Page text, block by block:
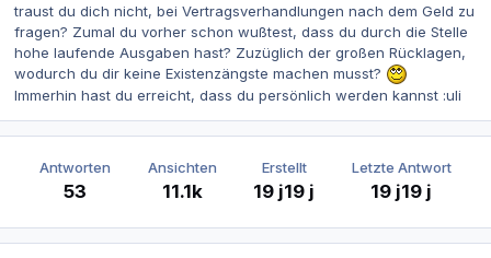
traust du dich nicht, bei Vertragsverhandlungen nach dem Geld zu
fragen? Zumal du vorher schon wußtest, dass du durch die Stelle
hohe laufende Ausgaben hast? Zuzüglich der großen Rücklagen,
wodurch du dir keine Existenzängste machen musst?
Immerhin hast du erreicht, dass du persönlich werden kannst :uli
Antworten
53
Ansichten
11.1k
Erstellt
19 j19 j
Letzte Antwort
19 j19 j